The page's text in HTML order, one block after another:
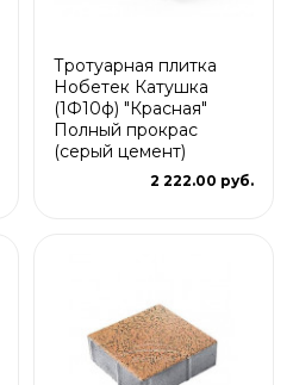
Тротуарная плитка
Нобетек Катушка
(1Ф10ф) "Красная"
Полный прокрас
(серый цемент)
2 222.00 руб.